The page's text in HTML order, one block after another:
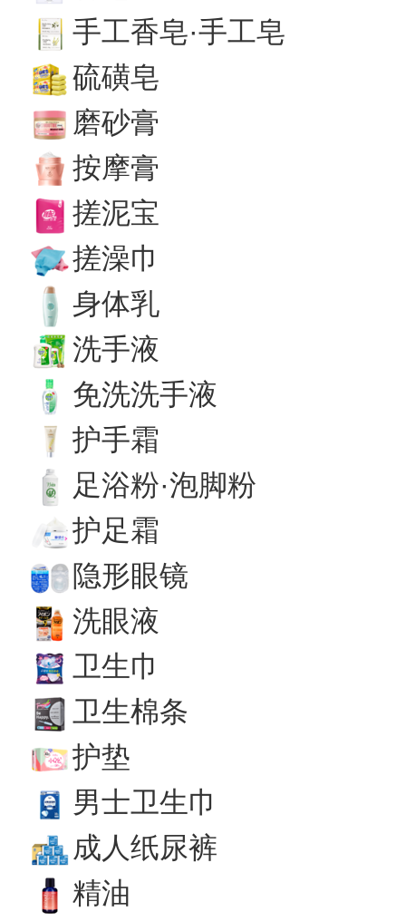
手工香皂·手工皂
硫磺皂
磨砂膏
按摩膏
搓泥宝
搓澡巾
身体乳
洗手液
免洗洗手液
护手霜
足浴粉·泡脚粉
护足霜
隐形眼镜
洗眼液
卫生巾
卫生棉条
护垫
男士卫生巾
成人纸尿裤
精油